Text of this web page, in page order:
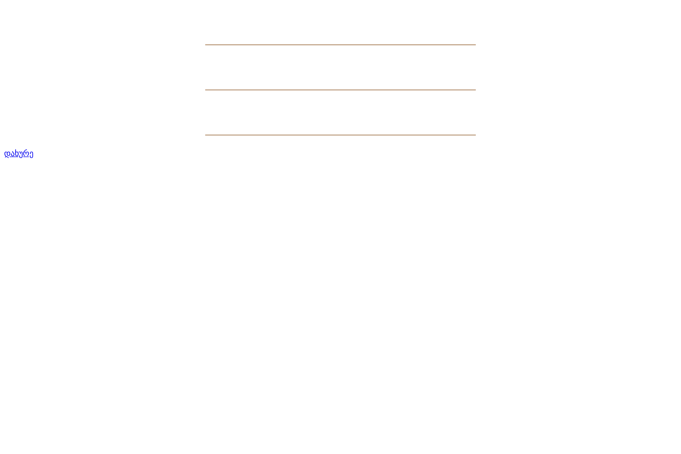
დახურე